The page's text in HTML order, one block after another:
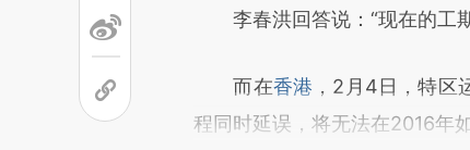
李春洪回答说：“现在的工期
而在香港 ，2月4日，特区
程同时延误，将无法在2016年